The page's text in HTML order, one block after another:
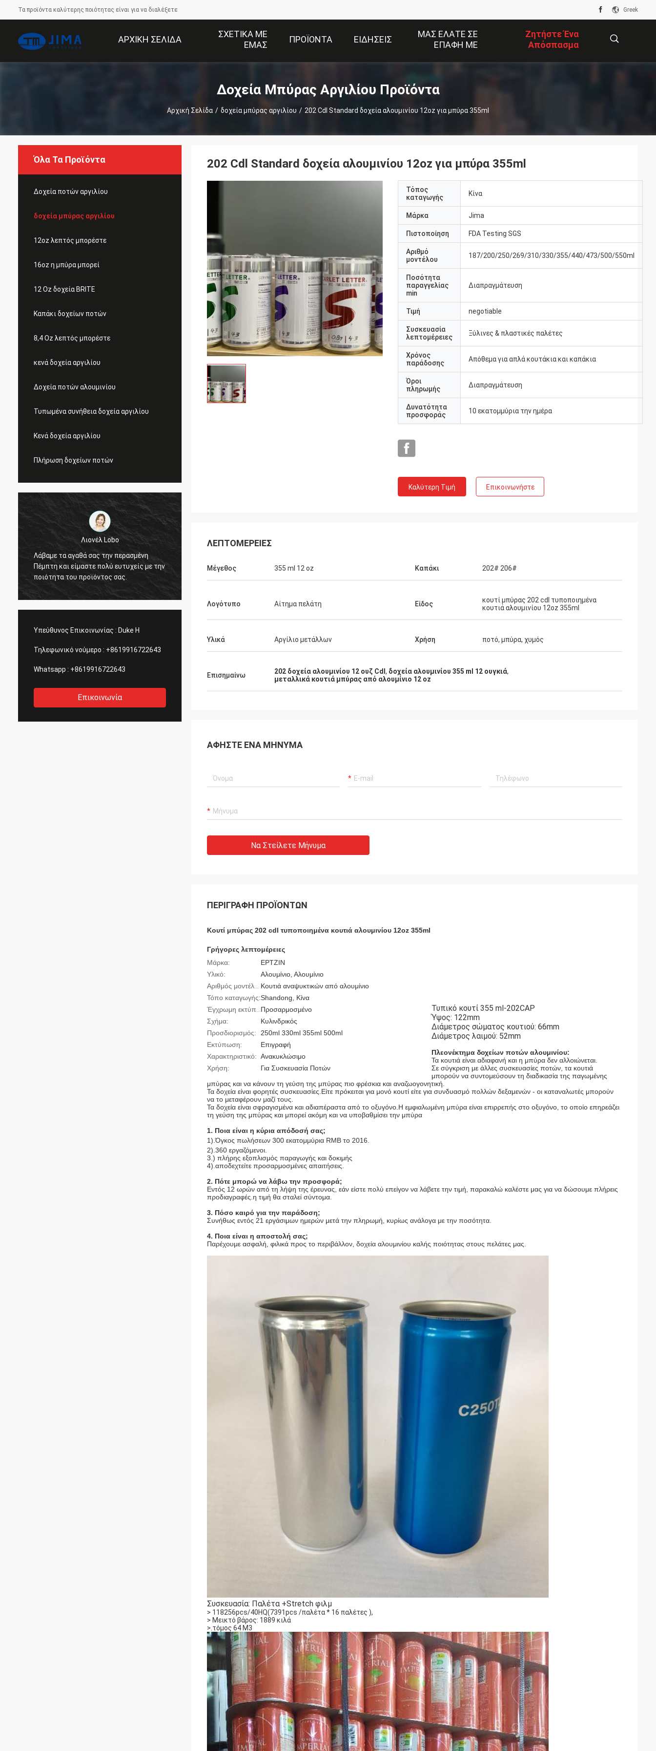
Τα προϊόντα καλύτερης ποιότητας είναι για να διαλέξετε Greek
ΑΡΧΙΚΉ ΣΕΛΊΔΑ
ΣΧΕΤΙΚΆ ΜΕ
ΕΜΆΣ
ΠΡΟΪΌΝΤΑ ΕΙΔΉΣΕΙΣ
ΜΑΣ ΕΛΆΤΕ ΣΕ
ΕΠΑΦΉ ΜΕ
Ζητήστε Ένα
Απόσπασμα
Δοχεία Μπύρας Αργιλίου Προϊόντα
Αρχική Σελίδα / δοχεία μπύρας αργιλίου / 202 Cdl Standard δοχεία αλουμινίου 12oz για μπύρα 355ml
Όλα Τα Προϊόντα
Δοχεία ποτών αργιλίου
δοχεία μπύρας αργιλίου
12oz λεπτός μπορέστε
16oz η μπύρα μπορεί
12 Oz δοχεία BRITE
Καπάκι δοχείων ποτών
8,4 Oz λεπτός μπορέστε
κενά δοχεία αργιλίου
Δοχεία ποτών αλουμινίου
Τυπωμένα συνήθεια δοχεία αργιλίου
Κενά δοχεία αργιλίου
Πλήρωση δοχείων ποτών
Λιονέλ Lobo
Λάβαμε τα αγαθά σας την περασμένη
Πέμπτη και είμαστε πολύ ευτυχείς με την
ποιότητα του προϊόντος σας.
τη σύμβαση και θα κάνουμε περισσότερες
επιχειρήσεις με σας!
Υπεύθυνος Επικοινωνίας : Duke H
Τηλεφωνικό νούμερο : +8619916722643
Whatsapp : +8619916722643
Επικοινωνία
202 Cdl Standard δοχεία αλουμινίου 12oz για μπύρα 355ml
Τόπος
καταγωγής
Κίνα
Μάρκα Jima
Πιστοποίηση FDA Testing SGS
Αριθμό
μοντέλου
187/200/250/269/310/330/355/440/473/500/550ml
Ποσότητα
παραγγελίας
min
Διαπραγμάτευση
Τιμή negotiable
Συσκευασία
λεπτομέρειες
Ξύλινες & πλαστικές παλέτες
Χρόνος
παράδοσης
Απόθεμα για απλά κουτάκια και καπάκια
Όροι
πληρωμής
Διαπραγμάτευση
Δυνατότητα
προσφοράς
10 εκατομμύρια την ημέρα
Καλύτερη Τιμή Επικοινωνήστε
ΛΕΠΤΟΜΈΡΕΙΕΣ
Μέγεθος 355 ml 12 oz Καπάκι 202# 206#
Λογότυπο Αίτημα πελάτη Είδος
κουτί μπύρας 202 cdl τυποποιημένα
κουτιά αλουμινίου 12oz 355ml
Υλικά Αργίλιο μετάλλων Χρήση ποτό, μπύρα, χυμός
Επισημαίνω 202 δοχεία αλουμινίου 12 ουζ Cdl , δοχεία αλουμινίου 355 ml 12 ουγκιά,
μεταλλικά κουτιά μπύρας από αλουμίνιο 12 oz
ΑΦΉΣΤΕ ΈΝΑ ΜΉΝΥΜΑ
Να Στείλετε Μήνυμα
ΠΕΡΙΓΡΑΦΉ ΠΡΟΪΌΝΤΩΝ
Κουτί μπύρας 202 cdl τυποποιημένα κουτιά αλουμινίου 12oz 355ml
Γρήγορες λεπτομέρειες
Μάρκα:
ΕΡΤΖΙΝ
Υλικό:
Αλουμίνιο, Αλουμίνιο
Αριθμός μοντέλου: Κουτιά αναψυκτικών από αλουμίνιο
Τόπο καταγωγής:Shandong, Κίνα
Έγχρωμη εκτύπωση:Προσαρμοσμένο
Σχήμα:
Κυλινδρικός
Προσδιορισμός:
250ml 330ml 355ml 500ml
Εκτύπωση:
Επιγραφή
Χαρακτηριστικό: Ανακυκλώσιμο
Χρήση:
Για Συσκευασία Ποτών
Τυπικό κουτί 355 ml-202CAP
Ύψος: 122mm
Διάμετρος σώματος κουτιού: 66mm
Διάμετρος λαιμού: 52mm
Πλεονέκτημα δοχείων ποτών αλουμινίου:
Τα κουτιά είναι αδιαφανή και η μπύρα δεν αλλοιώνεται.
Σε σύγκριση με άλλες συσκευασίες ποτών, τα κουτιά
μπορούν να συντομεύσουν τη διαδικασία της παγωμένης
μπύρας και να κάνουν τη γεύση της μπύρας πιο φρέσκια και αναζωογονητική.
Τα δοχεία είναι φορητές συσκευασίες.Είτε πρόκειται για μονό κουτί είτε για συνδυασμό πολλών δεξαμενών - οι καταναλωτές μπορούν
να το μεταφέρουν μαζί τους.
Τα δοχεία είναι σφραγισμένα και αδιαπέραστα από το οξυγόνο.Η εμφιαλωμένη μπύρα είναι επιρρεπής στο οξυγόνο, το οποίο επηρεάζει
τη γεύση της μπύρας και μπορεί ακόμη και να υποβαθμίσει την μπύρα
1. Ποια είναι η κύρια απόδοσή σας;
1).Όγκος πωλήσεων 300 εκατομμύρια RMB το 2016.
2).360 εργαζόμενοι.
3.) πλήρης εξοπλισμός παραγωγής και δοκιμής
4).αποδεχτείτε προσαρμοσμένες απαιτήσεις.
2. Πότε μπορώ να λάβω την προσφορά;
Εντός 12 ωρών από τη λήψη της έρευνας, εάν είστε πολύ επείγον να λάβετε την τιμή, παρακαλώ καλέστε μας για να δώσουμε πλήρεις
προδιαγραφές.η τιμή θα σταλεί σύντομα.
3. Πόσο καιρό για την παράδοση;
Συνήθως εντός 21 εργάσιμων ημερών μετά την πληρωμή, κυρίως ανάλογα με την ποσότητα.
4. Ποια είναι η αποστολή σας;
Παρέχουμε ασφαλή, φιλικά προς το περιβάλλον, δοχεία αλουμινίου καλής ποιότητας στους πελάτες μας.
Συσκευασία: Παλέτα +Stretch φιλμ
> 118256pcs/40HQ(7391pcs /παλέτα * 16 παλέτες ),
> Μεικτό βάρος: 1889 κιλά
>.τόμος 64 Μ3